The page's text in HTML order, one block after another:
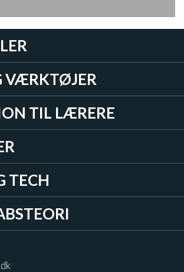
VÆRKTØJER
TIL LÆRERE
TECH